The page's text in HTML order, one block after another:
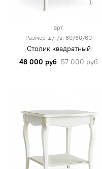
арт.
Размер ш/г/в: 60/60/60
Столик квадратный
48 000 руб 57 000 руб